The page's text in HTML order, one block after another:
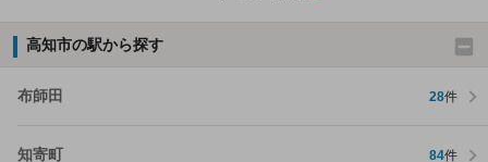
高知市の駅から探す
布師田 28件
知寄町 84件